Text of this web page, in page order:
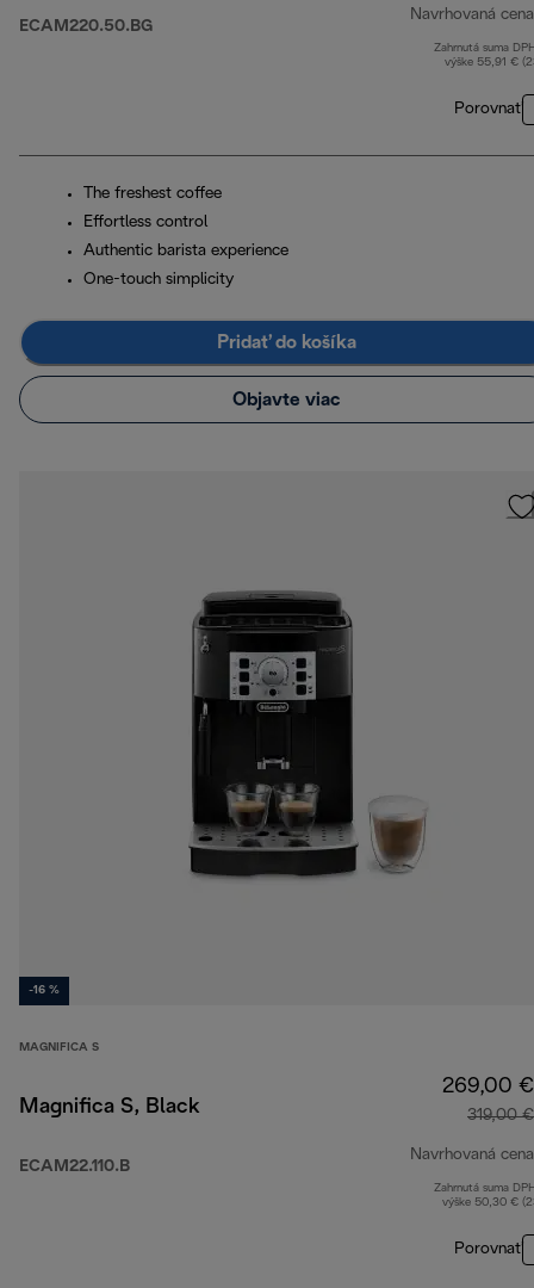
ECAM220.50.BG
Navrhovaná cena
Zahrnutá suma
výške 55,91 €
Porovnať
The freshest coffee
Effortless control
Authentic barista experience
One-touch simplicity
Pridať do košíka
Objavte viac
-16 %
MAGNIFICA S
Magnifica S, Black
ECAM22.110.B
269,00 €
319,00 €
Navrhovaná cena
Zahrnutá suma
výške 50,30 €
Porovnať